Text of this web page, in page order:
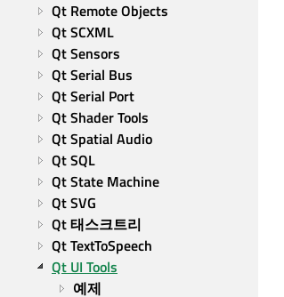
Qt Remote Objects
Qt SCXML
Qt Sensors
Qt Serial Bus
Qt Serial Port
Qt Shader Tools
Qt Spatial Audio
Qt SQL
Qt State Machine
Qt SVG
Qt 태스크트리
Qt TextToSpeech
Qt UI Tools
예제